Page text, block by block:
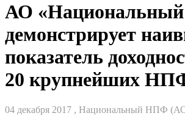
АО
демонстрирует
показатель
20 крупнейших
04 декабря 2017 , Национальный НПФ